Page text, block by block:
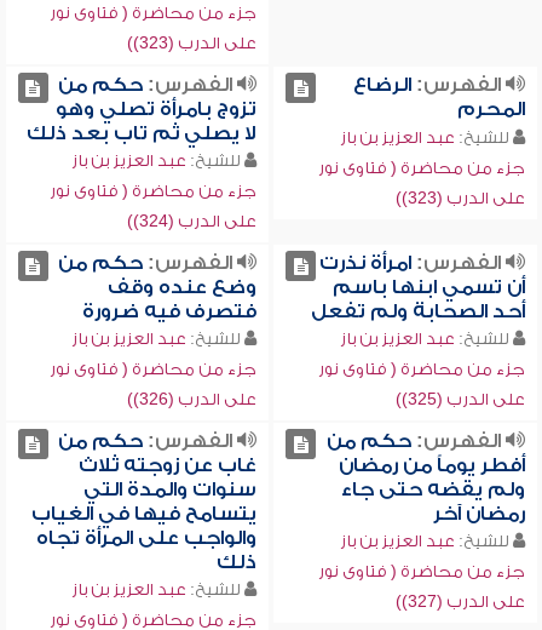
جزء من محاضرة ( فتاوى نور
على الدرب (323))
الفهرس:الرضاع
المحرم
للشيخ: عبد العزيز بن باز
جزء من محاضرة ( فتاوى نور
على الدرب (323))
الفهرس:حكم من
تزوج بامرأة تصلي وهو
لا يصلي ثم تاب بعد ذلك
للشيخ: عبد العزيز بن باز
جزء من محاضرة ( فتاوى نور
على الدرب (324))
الفهرس:امرأة نذرت
أن تسمي ابنها باسم
أحد الصحابة ولم تفعل
للشيخ: عبد العزيز بن باز
جزء من محاضرة ( فتاوى نور
على الدرب (325))
الفهرس:حكم من
وضع عنده وقف
فتصرف فيه ضرورة
للشيخ: عبد العزيز بن باز
جزء من محاضرة ( فتاوى نور
على الدرب (326))
الفهرس:حكم من
أفطر يوماً من رمضان
ولم يقضه حتى جاء
رمضان آخر
للشيخ: عبد العزيز بن باز
جزء من محاضرة ( فتاوى نور
على الدرب (327))
الفهرس:حكم من
غاب عن زوجته ثلاث
سنوات والمدة التي
يتسامح فيها في الغياب
والواجب على المرأة تجاه
ذلك
للشيخ: عبد العزيز بن باز
جزء من محاضرة ( فتاوى نور